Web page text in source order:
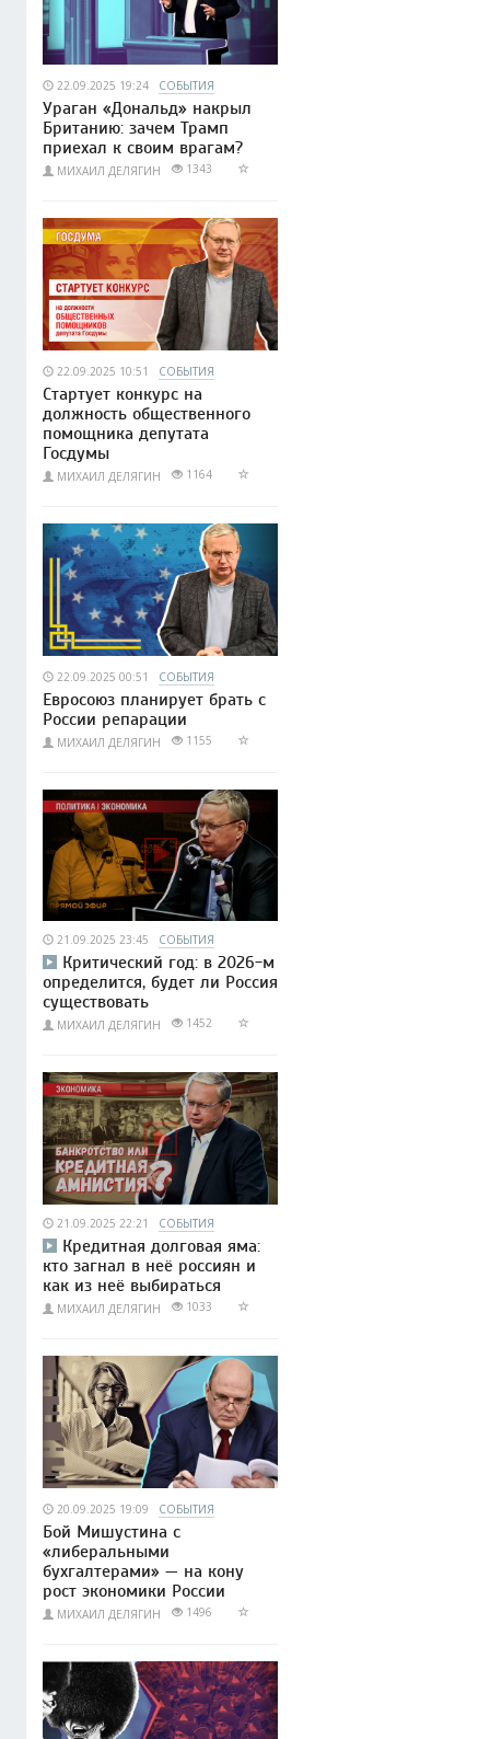
22.09.2025 19:24 СОБЫТИЯ
Ураган «Дональд» накрыл
Британию: зачем Трамп
приехал к своим врагам?
МИХАИЛ ДЕЛЯГИН 1343
22.09.2025 10:51 СОБЫТИЯ
Стартует конкурс на
должность общественного
помощника депутата
Госдумы
МИХАИЛ ДЕЛЯГИН 1164
22.09.2025 00:51 СОБЫТИЯ
Евросоюз планирует брать с
России репарации
МИХАИЛ ДЕЛЯГИН 1155
21.09.2025 23:45 СОБЫТИЯ
Критический год: в 2026-м
определится, будет ли Россия
существовать
МИХАИЛ ДЕЛЯГИН 1452
21.09.2025 22:21 СОБЫТИЯ
Кредитная долговая яма:
кто загнал в неё россиян и
как из неё выбираться
МИХАИЛ ДЕЛЯГИН 1033
20.09.2025 19:09 СОБЫТИЯ
Бой Мишустина с
«либеральными
бухгалтерами» — на кону
рост экономики России
МИХАИЛ ДЕЛЯГИН 1496